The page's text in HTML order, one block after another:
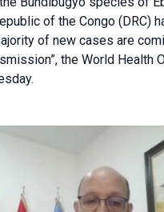
of the Congo (DRC)
of new cases are
the World Health